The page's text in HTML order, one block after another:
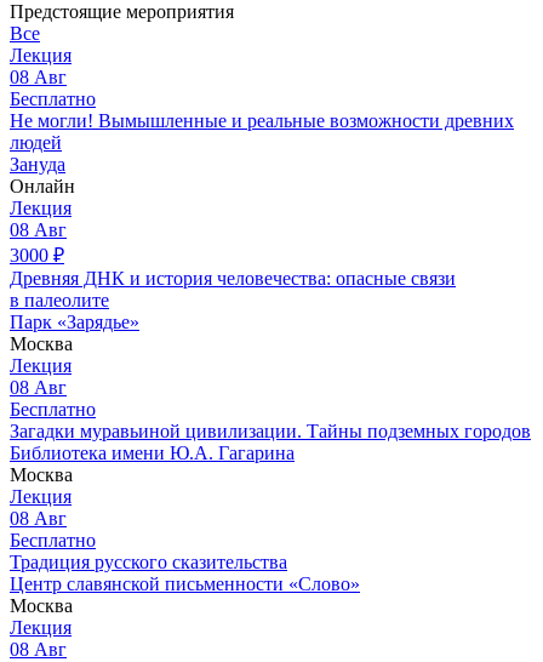
Предстоящие мероприятия
Все
Лекция
08 Авг
Бесплатно
Не могли! Вымышленные и реальные возможности древних
людей
Зануда
Онлайн
Лекция
08 Авг
3000 ₽
Древняя ДНК и история человечества: опасные связи
в палеолите
Парк «Зарядье»
Москва
Лекция
08 Авг
Бесплатно
Загадки муравьиной цивилизации. Тайны подземных городов
Библиотека имени Ю.А. Гагарина
Москва
Лекция
08 Авг
Бесплатно
Традиция русского сказительства
Центр славянской письменности «Слово»
Москва
Лекция
08 Авг